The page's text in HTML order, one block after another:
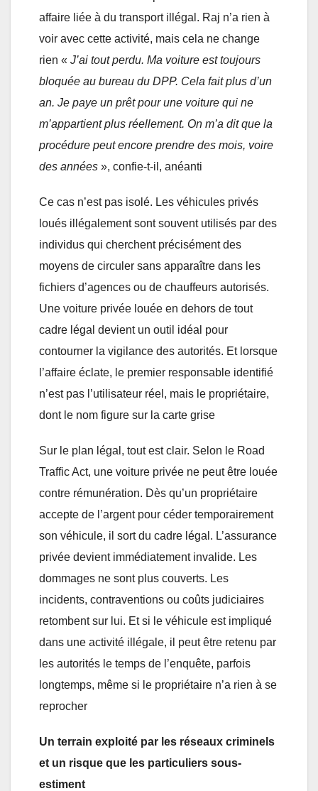
affaire liée à du transport illégal. Raj n’a rien à
voir avec cette activité, mais cela ne change
rien « J’ai tout perdu. Ma voiture est toujours
bloquée au bureau du DPP. Cela fait plus d’un
an. Je paye un prêt pour une voiture qui ne
m’appartient plus réellement. On m’a dit que la
procédure peut encore prendre des mois, voire
des années », confie-t-il, anéanti
Ce cas n’est pas isolé. Les véhicules privés
loués illégalement sont souvent utilisés par des
individus qui cherchent précisément des
moyens de circuler sans apparaître dans les
fichiers d’agences ou de chauffeurs autorisés.
Une voiture privée louée en dehors de tout
cadre légal devient un outil idéal pour
contourner la vigilance des autorités. Et lorsque
l’affaire éclate, le premier responsable identifié
n’est pas l’utilisateur réel, mais le propriétaire,
dont le nom figure sur la carte grise
Sur le plan légal, tout est clair. Selon le Road
Traffic Act, une voiture privée ne peut être louée
contre rémunération. Dès qu’un propriétaire
accepte de l’argent pour céder temporairement
son véhicule, il sort du cadre légal. L’assurance
privée devient immédiatement invalide. Les
dommages ne sont plus couverts. Les
incidents, contraventions ou coûts judiciaires
retombent sur lui. Et si le véhicule est impliqué
dans une activité illégale, il peut être retenu par
les autorités le temps de l’enquête, parfois
longtemps, même si le propriétaire n’a rien à se
reprocher
Un terrain exploité par les réseaux criminels
et un risque que les particuliers sous-
estiment